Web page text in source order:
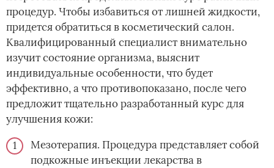
процедур. Чтобы избавиться от лишней жидкости,
придется обратиться в косметический салон.
Квалифицированный специалист внимательно
изучит состояние организма, выяснит
индивидуальные особенности, что будет
эффективно, а что противопоказано, после чего
предложит тщательно разработанный курс для
улучшения кожи:
Мезотерапия. Процедура представляет собой
подкожные инъекции лекарства в